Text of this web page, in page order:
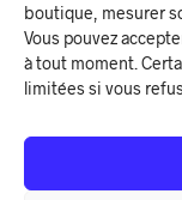
boutique, mesurer
Vous pouvez
à tout moment.
limitées si vous